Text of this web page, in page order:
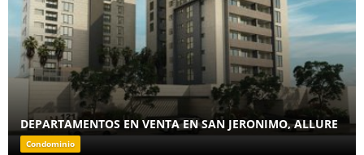
DEPARTAMENTOS EN VENTA EN SAN JERONIMO, ALLURE
Condominio